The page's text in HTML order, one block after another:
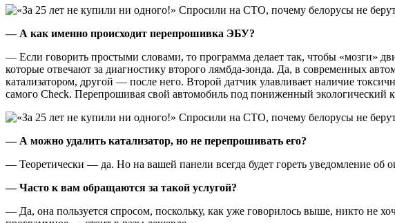
— А как именно происходит перепрошивка ЭБУ?
— Если говорить простыми словами, то программа делает так, чтобы «мозги»
которые отвечают за диагностику второго лямбда-зонда. Да, в современных
катализатором, другой — после него. Второй датчик улавливает наличие
самого Check. Перепрошивая свой автомобиль под пониженный экологический
— А можно удалить катализатор, но не перепрошивать его?
— Теоретически — да. Но на вашей панели всегда будет гореть уведомление об
— Часто к вам обращаются за такой услугой?
— Да, она пользуется спросом, поскольку, как уже говорилось выше, никто не